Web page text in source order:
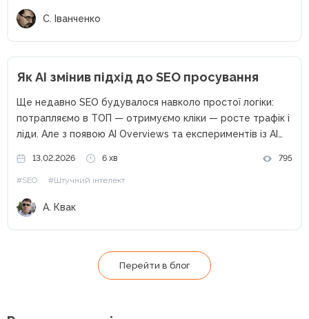
С. Іванченко
Як AI змінив підхід до SEO просування
Ще недавно SEO будувалося навколо простої логіки:
потрапляємо в ТОП — отримуємо кліки — росте трафік і
ліди. Але з появою AI Overviews та експериментів із AI
частіше бачать «готову відповідь» прямо...
13.02.2026 6 хв 795
#SEO #Штучний інтелект
А. Квак
Перейти в блог